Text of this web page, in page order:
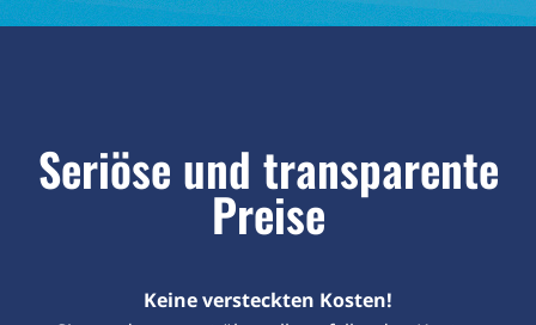
Seriöse und transparente
Preise
Keine versteckten Kosten!